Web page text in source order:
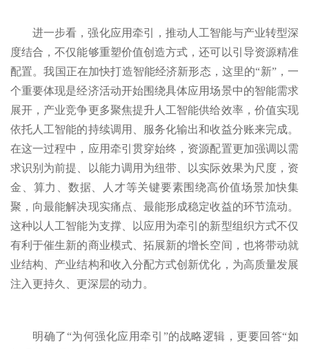
进一步看，强化应用牵引，推动人工智能与产业转型深
度结合，不仅能够重塑价值创造方式，还可以引导资源精准
配置。我国正在加快打造智能经济新形态，这里的“新”，一
个重要体现是经济活动开始围绕具体应用场景中的智能需求
展开，产业竞争更多聚焦提升人工智能供给效率，价值实现
依托人工智能的持续调用、服务化输出和收益分账来完成。
在这一过程中，应用牵引贯穿始终，资源配置更加强调以需
求识别为前提、以能力调用为纽带、以实际效果为尺度，资
金、算力、数据、人才等关键要素围绕高价值场景加快集
聚，向最能解决现实痛点、最能形成稳定收益的环节流动。
这种以人工智能为支撑、以应用为牵引的新型组织方式不仅
有利于催生新的商业模式、拓展新的增长空间，也将带动就
业结构、产业结构和收入分配方式创新优化，为高质量发展
注入更持久、更深层的动力。
明确了“为何强化应用牵引”的战略逻辑，更要回答“如